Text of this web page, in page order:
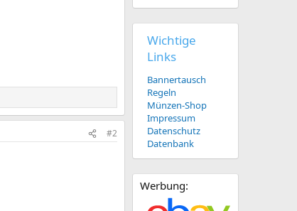
#2
Wichtige
Links
Bannertausch
Regeln
Münzen-Shop
Impressum
Datenschutz
Datenbank
Werbung: